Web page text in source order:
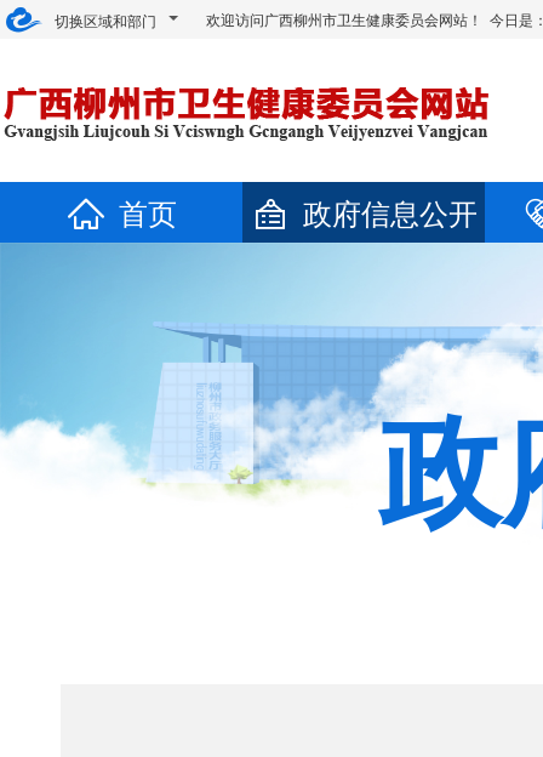
切换区域和部门 欢迎访问广西柳州市卫生健康委员会网站！ 今日是
首页 政府信息公开
政